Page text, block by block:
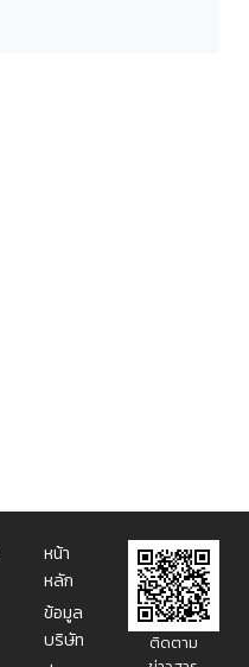
หน้า
หลัก
ข้อมูล
บริษัท
ติดตาม